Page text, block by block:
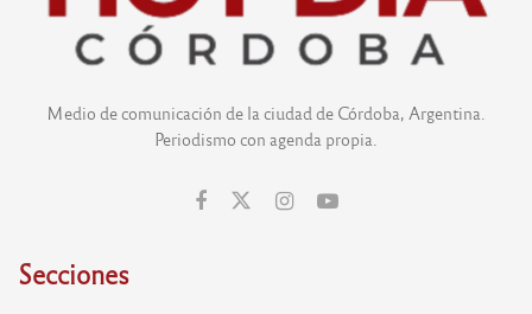
Medio de comunicación de la ciudad de Córdoba, Argentina.
Periodismo con agenda propia.
Secciones